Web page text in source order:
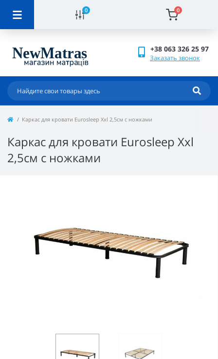
0 0
+38 063 326 25 97
Заказать звонок
Каркас для кровати Eurosleep Xxl 2,5cм с ножками
Каркас для кровати Eurosleep Xxl
2,5cм с ножками